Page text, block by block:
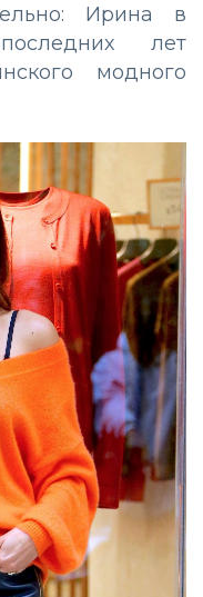
Ирина в
лет
модного